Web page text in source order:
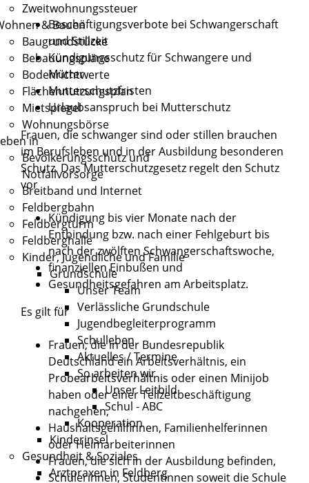
Zweitwohnungssteuer
& Bauen
Baugrundstücke
Bebauungspläne
Bodenrichtwerte
Flächennutzungsplan
Mietspiegel
Wohnungsbörse
in
Bevölkerungsschutz und
Notfallvorsorge
Breitband und Internet
Feldbergbahn
Feldbergturm
Feldberghalle
Kinder, Jugendliche und Familie
Grundschule
Unser Team
Verlässliche Grundschule
Jugendbegleiterprogramm
Schulleben
Aktuelles / Termine
So arbeiten wir
Unser Leitbild
Schul - ABC
Kooperation
Kinderinsel
Gesundheit & Soziales
Arztpraxen in Feldberg
Beschäftigungsverbote bei Schwangerschaft
und Stillzeit
Kündigungsschutz für Schwangere und
Mütter
Mutterschutzfristen
Urlaubsanspruch bei Mutterschutz
Frauen, die schwanger sind oder stillen brauchen
im Berufsleben und in der Ausbildung besonderen
Schutz. Das Mutterschutzgesetz regelt den Schutz
vor
Kündigung bis vier Monate nach der
Entbindung bzw. nach einer Fehlgeburt bis
nach der zwölften Schwangerschaftswoche,
finanziellen Einbußen und
Gesundheitsgefahren am Arbeitsplatz.
Es gilt für
Frauen, die in der Bundesrepublik
Deutschland ein Arbeitsverhältnis, ein
Probearbeitsverhältnis oder einen Minijob
haben oder einer Teilzeitbeschäftigung
nachgehen,
Haushaltsgehilfinnen, Familienhelferinnen
oder Heimarbeiterinnen
Frauen, die sich in der Ausbildung befinden,
Schülerinnen, Studentinnen soweit die Schule